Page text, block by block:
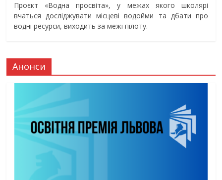
Проєкт «Водна просвіта», у межах якого школярі
вчаться досліджувати місцеві водойми та дбати про
водні ресурси, виходить за межі пілоту.
Анонси